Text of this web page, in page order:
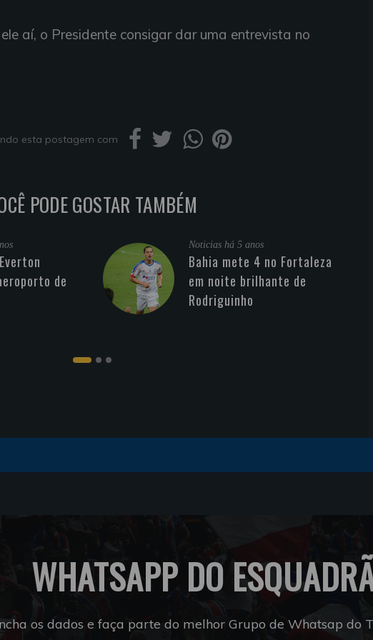
aí, o Presidente consigar dar uma entrevista no
esta postagem com
PODE GOSTAR TAMBÉM
de
Noticias há 5 anos
Bahia mete 4 no Fortaleza
em noite brilhante de
Rodriguinho
WHATSAPP DO
os dados e faça parte do melhor Grupo de Whatsap do